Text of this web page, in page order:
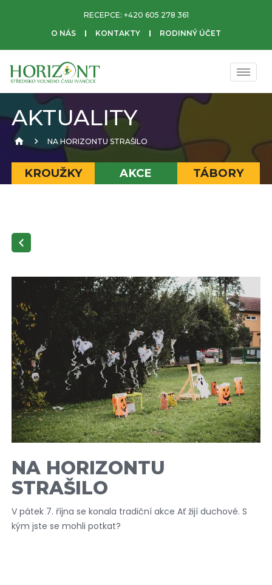
RECEPCE: +420 605 278 361
O NÁS
KONTAKTY RODINNÝ ÚČET
AKTUALITY
NA HORIZONTU STRAŠILO
KROUŽKY AKCE TÁBORY
NA HORIZONTU
STRAŠILO
V pátek 7. října se konala tradiční akce Ať žijí duchové. S
kým jste se mohli potkat?